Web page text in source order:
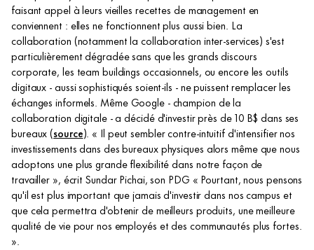
faisant appel à leurs vieilles recettes de management en
conviennent : elles ne fonctionnent plus aussi bien. La
collaboration (notamment la collaboration inter-services) s'est
particulièrement dégradée sans que les grands discours
corporate, les team buildings occasionnels, ou encore les outils
digitaux - aussi sophistiqués soient-ils - ne puissent remplacer les
échanges informels. Même Google - champion de la
collaboration digitale - a décidé d'investir près de 10 B$ dans ses
bureaux (source). « Il peut sembler contre-intuitif d'intensifier nos
investissements dans des bureaux physiques alors même que nous
adoptons une plus grande flexibilité dans notre façon de
travailler », écrit Sundar Pichai, son PDG « Pourtant, nous pensons
qu'il est plus important que jamais d'investir dans nos campus et
que cela permettra d'obtenir de meilleurs produits, une meilleure
qualité de vie pour nos employés et des communautés plus fortes.
».